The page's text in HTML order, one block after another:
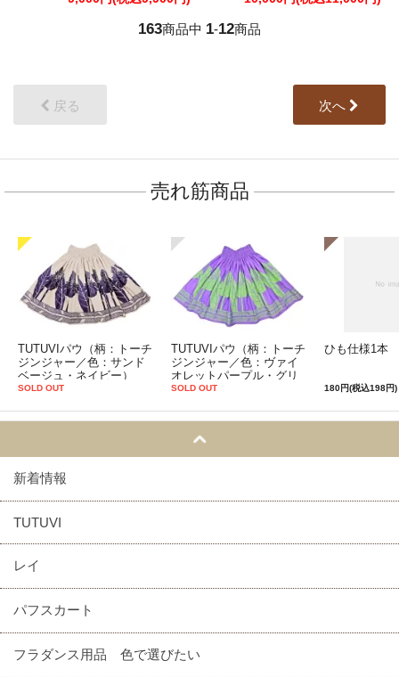
163商品中 1-12商品
戻る 次へ
売れ筋商品
TUTUVIパウ（柄：トーチ
ジンジャー／色：サンド
ベージュ・ネイビー）
SOLD OUT
TUTUVIパウ（柄：トーチ
ジンジャー／色：ヴァイ
オレットパープル・グリ
ーン）
SOLD OUT
ひも仕様1本
180円(税込198円)
新着情報
TUTUVI
レイ
パフスカート
フラダンス用品 色で選びたい